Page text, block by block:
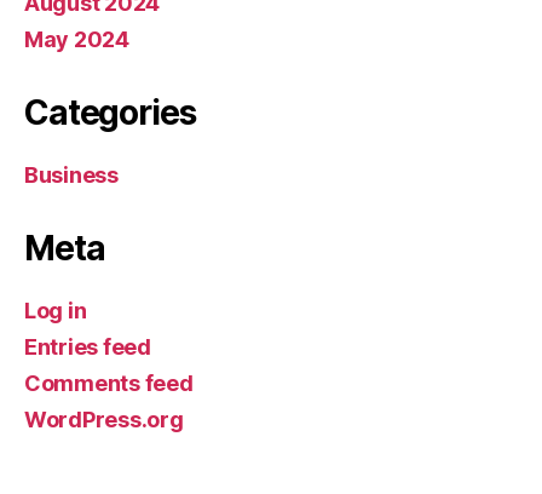
May 2024
Categories
Business
Meta
Log in
Entries feed
Comments feed
WordPress.org